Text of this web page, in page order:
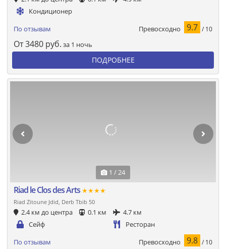
Кондиционер
По отзывам Превосходно 9.7 / 10
От3480 руб. за 1 ночь
ПОДРОБНЕЕ
1 / 24
Riad le Clos des Arts ★★★★
Riad Zitoune Jdid, Derb Tbib 50
2.4 км до центра 0.1 км
4.7 км
Сейф
Ресторан
По отзывам Превосходно 9.8 / 10